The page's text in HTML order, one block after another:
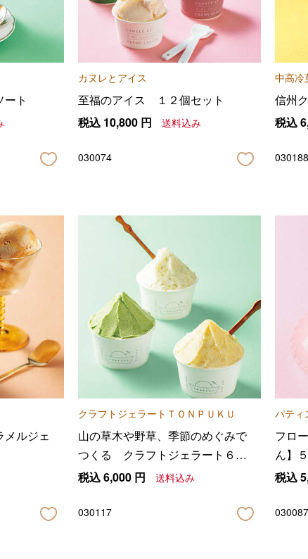
ト
カヌレとアイス
至福のアイス １２個セット
税込 10,800 円 送料込み
030074
中高冷
信州
税込
030188
メルジェ
クラフトジェラートＴＯＮＰＵＫＵ
山の草木や野草、季節のめぐみで
つくる クラフトジェラート６個
セット
税込6,000 円 送料込み
030117
パティ
フロ
ん】
税込
030087